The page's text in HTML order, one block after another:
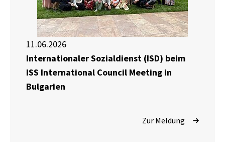
11.06.2026
Internationaler Sozialdienst (ISD) beim
ISS International Council Meeting in
Bulgarien
Zur Meldung